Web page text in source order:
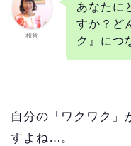
和音
あなたに
すか？ど
ク』につ
自分の「ワクワク」
すよね…。